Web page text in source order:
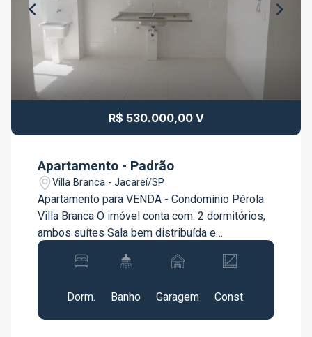
R$ 530.000,00 V
Apartamento - Padrão
Villa Branca - Jacareí/SP
Apartamento para VENDA - Condomínio Pérola
Villa Branca O imóvel conta com: 2 dormitórios,
ambos suítes Sala bem distribuída e
aconchegante Cozinha funcional 1 vaga de
garagem coberta Apartamento ideal para quem
dois dormitórios possuem banheiro próprio.
Condomínio organizado, proporcionando
Dorm.
Banho
Garagem
Const.